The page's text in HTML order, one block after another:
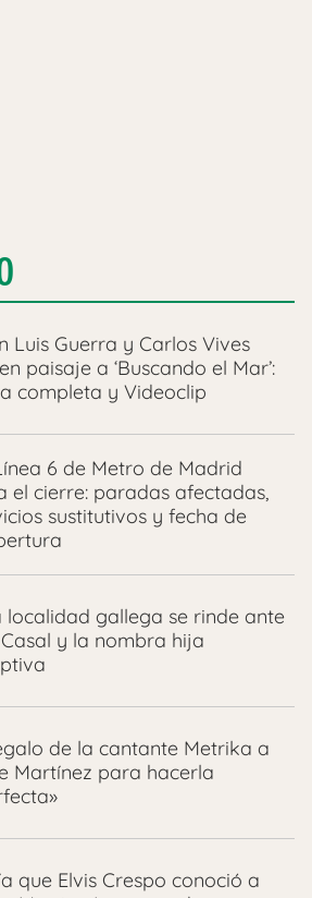
Luis Guerra y Carlos Vives
paisaje a ‘Buscando el Mar’:
completa y Videoclip
6 de Metro de Madrid
el cierre: paradas afectadas,
sustitutivos y fecha de
localidad gallega se rinde ante
y la nombra hija
de la cantante Metrika a
Martínez para hacerla
que Elvis Crespo conoció a